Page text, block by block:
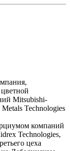
Mitsubishi-
Technologies
компаний
Technologies,
цеха